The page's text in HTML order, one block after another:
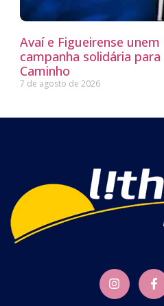
Avaí e Figueirense
campanha solidária
Caminho
7 de agosto de 2026